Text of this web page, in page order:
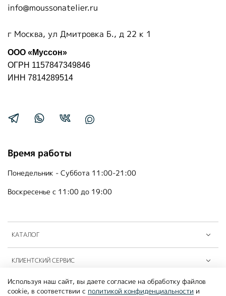
КАТАЛОГ
КЛИЕНТСКИЙ СЕРВИС
ПАРТНЁРЫ B2B
Время работы
Понедельник - Суббота 11:00-21:00
Воскресенье с 11:00 до 19:00
info@moussonatelier.ru
г Москва, ул Дмитровка Б., д 22 к 1
ООО «Муссон»
ОГРН 1157847349846
ИНН 7814289514
Используя наш сайт, вы даете согласие на обработку файлов
cookie, в соответствии с политикой конфиденциальности и